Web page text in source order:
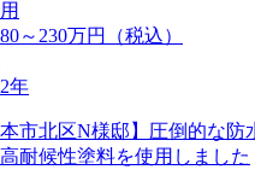
～230万円（税込）
年